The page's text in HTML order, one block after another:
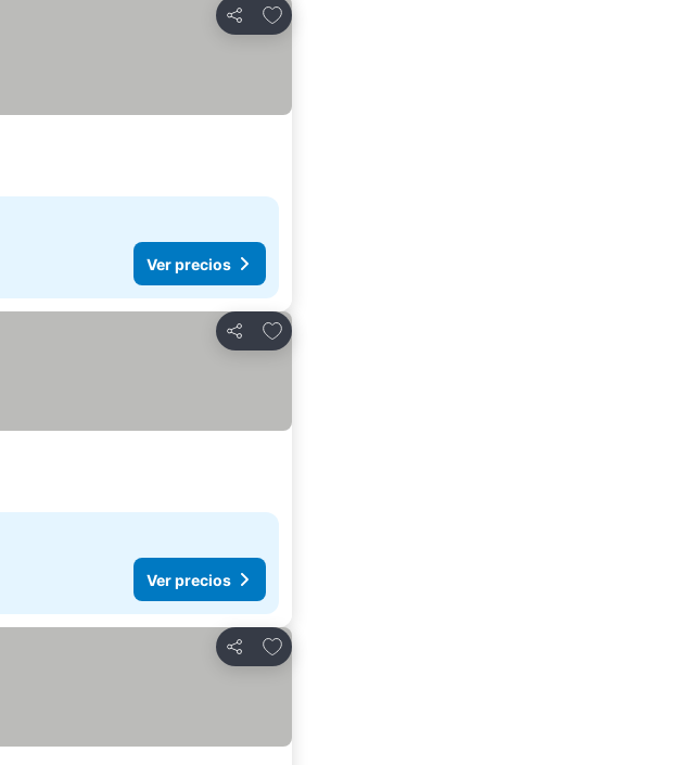
Compartir
Agregar a favoritos
Ver precios
Compartir
Agregar a favoritos
Ver precios
Compartir
Agregar a favoritos